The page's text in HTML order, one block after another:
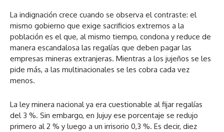
La indignación crece cuando se observa el contraste: el
mismo gobierno que exige sacrificios extremos a la
población es el que, al mismo tiempo, condona y reduce de
manera escandalosa las regalías que deben pagar las
empresas mineras extranjeras. Mientras a los jujeños se les
pide más, a las multinacionales se les cobra cada vez
menos.
La ley minera nacional ya era cuestionable al fijar regalías
del 3 %. Sin embargo, en Jujuy ese porcentaje se redujo
primero al 2 % y luego a un irrisorio 0,3 %. Es decir, diez